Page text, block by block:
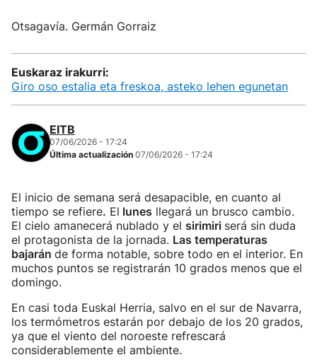
Otsagavía. Germán Gorraiz
Euskaraz irakurri:
Giro oso estalia eta freskoa, asteko lehen egunetan
EITB
07/06/2026 - 17:24
Última actualización 07/06/2026 - 17:24
El inicio de semana será desapacible, en cuanto al
tiempo se refiere. El lunes llegará un brusco cambio.
El cielo amanecerá nublado y el sirimiri será sin duda
el protagonista de la jornada. Las temperaturas
bajarán de forma notable, sobre todo en el interior. En
muchos puntos se registrarán 10 grados menos que el
domingo.
En casi toda Euskal Herria, salvo en el sur de Navarra,
los termómetros estarán por debajo de los 20 grados,
ya que el viento del noroeste refrescará
considerablemente el ambiente.